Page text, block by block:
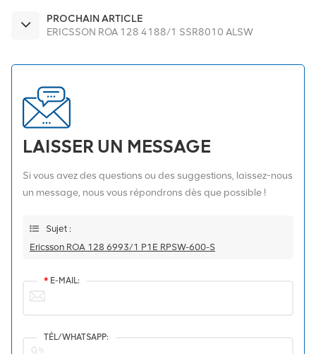
PROCHAIN ARTICLE
ERICSSON ROA 128 4188/1 SSR8010 ALSW
LAISSER UN MESSAGE
Si vous avez des questions ou des suggestions, laissez-nous
un message, nous vous répondrons dès que possible !
Sujet :
Ericsson ROA 128 6993/1 P1E RPSW-600-S
* E-MAIL:
TÉL/WHATSAPP: